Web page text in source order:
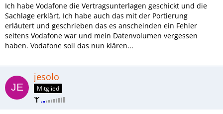
Ich habe Vodafone die Vertragsunterlagen geschickt und die
Sachlage erklärt. Ich habe auch das mit der Portierung
erläutert und geschrieben das es anscheinden ein Fehler
seitens Vodafone war und mein Datenvolumen vergessen
haben. Vodafone soll das nun klären...
jesolo
Mitglied